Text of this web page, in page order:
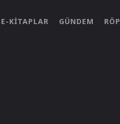
E-KITAPLAR GÜNDEM